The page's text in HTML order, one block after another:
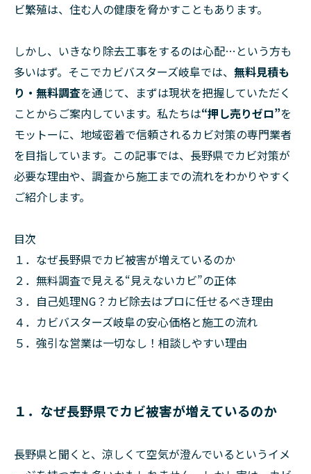
ビ繁殖は、住む人の健康を脅かすこともあります。
しかし、いきなり除去工事をするのは心配…という方も
多いはず。そこでカビバスターズ岐阜では、 無料見積も
り・無料調査を通じて、まずは現状を把握していただく
ことからご案内しています。私たちは“押し売りゼロ”を
モットーに、地域密着で信頼されるカビ対策の専門業者
を目指しています。この記事では、長野県でカビ対策が
必要な理由や、調査から施工までの流れをわかりやすく
ご紹介します。
目次
１．なぜ長野県でカビ被害が増えているのか
２．無料調査で見える“見えないカビ”の正体
３．自己処理NG？カビ除去はプロに任せるべき理由
４．カビバスターズ岐阜の安心価格と施工の流れ
５．強引な営業は一切なし！相談しやすい理由
１．なぜ長野県でカビ被害が増えているのか
長野県と聞くと、涼しくて空気が澄んでいるというイメ